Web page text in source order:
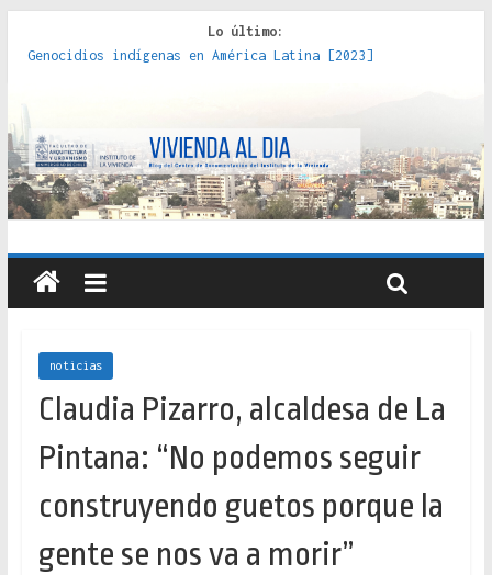
Lo último:
Genocidios indígenas en América Latina [2023]
políticas, prácticas y representaciones [2022]
crítica de las fronteras latinoamericanas [2020]
Criterios técnicos para una vivienda adecuada [2019]
Red de consultorios de la Caja del Seguro Obrero en
Santiago : un patrimonio emblemático [2014]
noticias
Claudia Pizarro, alcaldesa de La
Pintana: “No podemos seguir
construyendo guetos porque la
gente se nos va a morir”